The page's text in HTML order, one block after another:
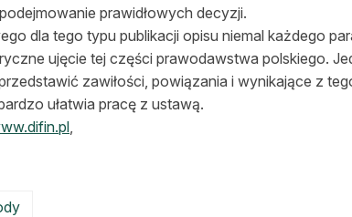
prawidłowych decyzji.
dla tego typu publikacji opisu niemal każdego
ujęcie tej części prawodawstwa polskiego.
zawiłości, powiązania i wynikające z
ułatwia pracę z ustawą.
,